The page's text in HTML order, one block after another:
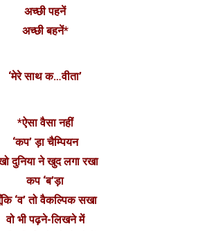
अच्छी पहनें
अच्छी बहनें*
‘मेरे साथ क…वीता’
*ऐसा वैसा नहीं
‘कप’ ड़ा चैम्पियन
दुनिया ने खुद लगा रखा
कप ‘ब’ड़ा
‘व’ तो वैकल्पिक सखा
वो भी पढ़ने-लिखने में